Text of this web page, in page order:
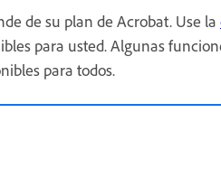
de su plan de Acrobat. Use la
para usted. Algunas
para todos.